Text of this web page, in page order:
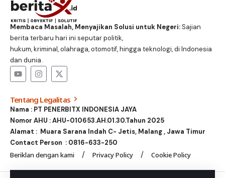
Membaca Masalah, Menyajikan Solusi untuk Negeri:Sajian
berita terbaru hari ini seputar politik,
hukum, kriminal, olahraga, otomotif, hingga teknologi, di Indonesia
dan dunia.
Tentang Legalitas
Nama : PT PENERBITX INDONESIA JAYA
Nomor AHU : AHU-010653.AH.01.30.Tahun 2025
Alamat : Muara Sarana Indah C- Jetis, Malang , Jawa Timur
Contact Person : 0816-633-250
Beriklan dengan kami Privacy Policy Cookie Policy